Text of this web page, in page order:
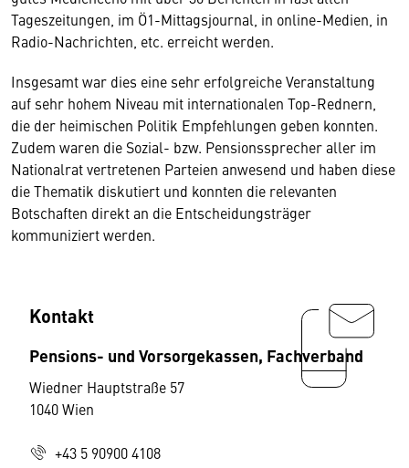
Tageszeitungen, im Ö1-Mittagsjournal, in online-Medien, in
Radio-Nachrichten, etc. erreicht werden.
Insgesamt war dies eine sehr erfolgreiche Veranstaltung
auf sehr hohem Niveau mit internationalen Top-Rednern,
die der heimischen Politik Empfehlungen geben konnten.
Zudem waren die Sozial- bzw. Pensionssprecher aller im
Nationalrat vertretenen Parteien anwesend und haben diese
die Thematik diskutiert und konnten die relevanten
Botschaften direkt an die Entscheidungsträger
kommuniziert werden.
Kontakt
Pensions- und Vorsorgekassen, Fachverband
Wiedner Hauptstraße 57
1040 Wien
+43 5 90900 4108